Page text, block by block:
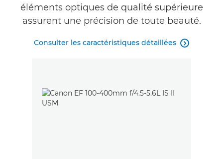
éléments optiques de qualité supérieure
assurent une précision de toute beauté.
Consulter les caractéristiques détaillées 